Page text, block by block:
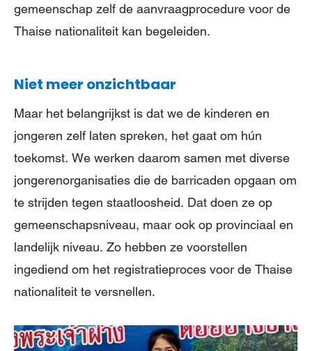
gemeenschap zelf de aanvraagprocedure voor de
Thaise nationaliteit kan begeleiden.
Niet meer onzichtbaar
Maar het belangrijkst is dat we de kinderen en
jongeren zelf laten spreken, het gaat om hún
toekomst. We werken daarom samen met diverse
jongerenorganisaties die de barricaden opgaan om
te strijden tegen staatloosheid. Dat doen ze op
gemeenschapsniveau, maar ook op provinciaal en
landelijk niveau. Zo hebben ze voorstellen
ingediend om het registratieproces voor de Thaise
nationaliteit te versnellen.